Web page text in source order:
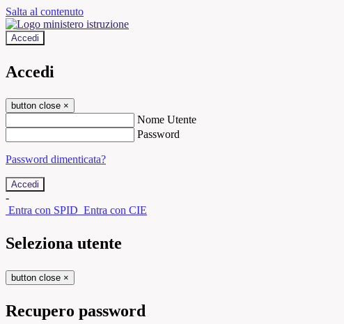
Salta al contenuto
Accedi
Accedi
button close ×
Nome Utente
Password
Password dimenticata?
-
Entra con SPID Entra con CIE
Seleziona utente
button close ×
Recupero password